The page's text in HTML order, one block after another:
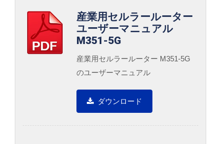
産業用セルラールーター
ユーザーマニュアル
M351-5G
産業用セルラールーター M351-5G
のユーザーマニュアル
ダウンロード